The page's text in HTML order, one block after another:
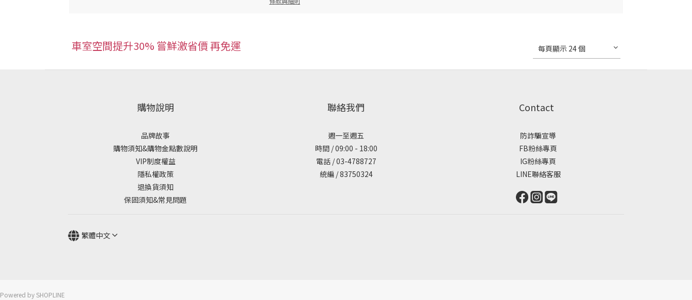
車室空間提升30% 嘗鮮激省價 再免運 每頁顯示 24 個
購物說明
品牌故事
購物須知&購物金點數說明
VIP制度權益
隱私權政策
退換貨須知
保固須知&常見問題
聯絡我們
週一至週五
時間 / 09:00 - 18:00
電話 / 03-4788727
統編 / 83750324
Contact
防詐騙宣導
FB粉絲專頁
IG粉絲專頁
LINE聯絡客服
繁體中文
Powered by SHOPLINE